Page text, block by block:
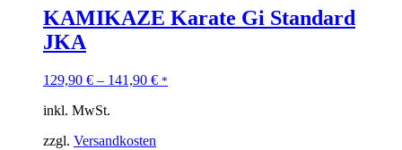
KAMIKAZE Karate Gi Standard
JKA
129,90 € – 141,90 € *
inkl. MwSt.
zzgl. Versandkosten